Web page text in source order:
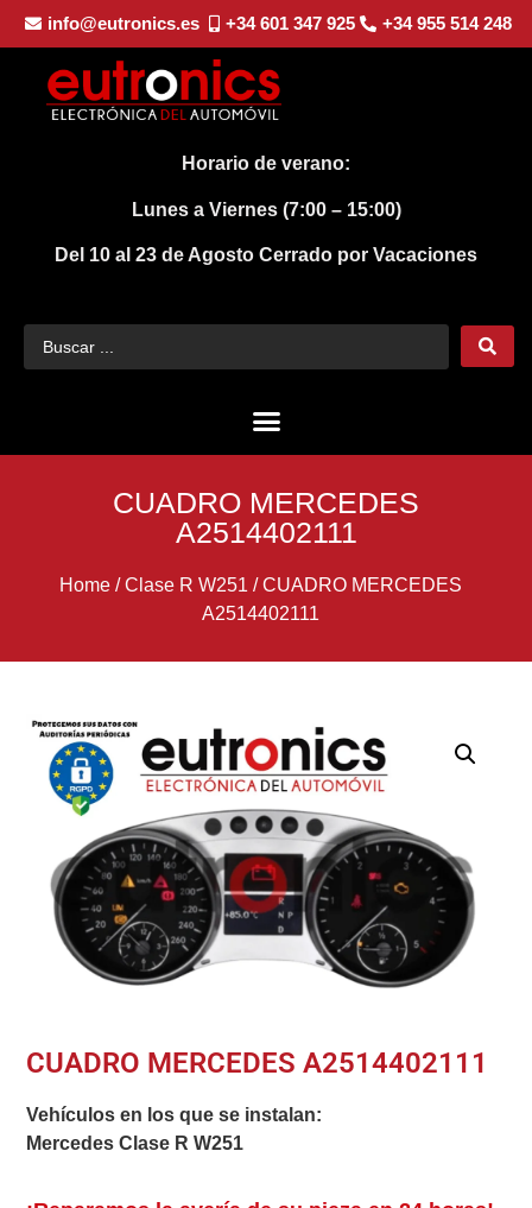
info@eutronics.es +34 601 347 925 +34 955 514 248
Horario de verano:
Lunes a Viernes (7:00 – 15:00)
Del 10 al 23 de Agosto Cerrado por Vacaciones
CUADRO MERCEDES
A2514402111
Home /Clase R W251 /CUADRO MERCEDES
A2514402111
CUADRO MERCEDES A2514402111
Vehículos en los que se instalan:
Mercedes Clase R W251